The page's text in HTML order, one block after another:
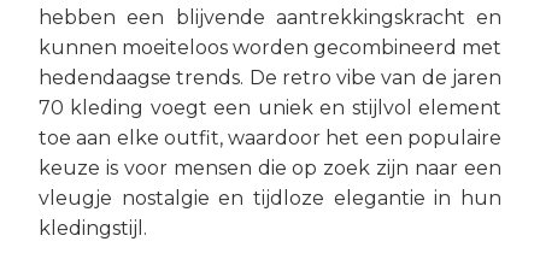
hebben een blijvende aantrekkingskracht en
kunnen moeiteloos worden gecombineerd met
hedendaagse trends. De retro vibe van de jaren
70 kleding voegt een uniek en stijlvol element
toe aan elke outfit, waardoor het een populaire
keuze is voor mensen die op zoek zijn naar een
vleugje nostalgie en tijdloze elegantie in hun
kledingstijl.